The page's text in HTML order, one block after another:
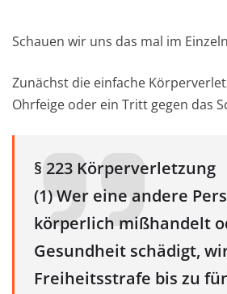
Schauen wir uns das mal im
Zunächst die einfache
Ohrfeige oder ein Tritt gegen das
§ 223 Körperverletzung
(1) Wer eine andere
körperlich mißhandelt
Gesundheit schädigt,
Freiheitsstrafe bis zu